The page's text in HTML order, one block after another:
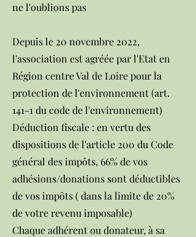
ne l'oublions pas
Depuis le 20 novembre 2022,
l'association est agréée par l'Etat en
Région centre Val de Loire pour la
protection de l'environnement (art.
141-1 du code de l'environnement)
Déduction fiscale : en vertu des
dispositions de l'article 200 du Code
général des impôts, 66% de vos
adhésions/donations sont déductibles
de vos impôts ( dans la limite de 20%
de votre revenu imposable)
Chaque adhérent ou donateur, à sa